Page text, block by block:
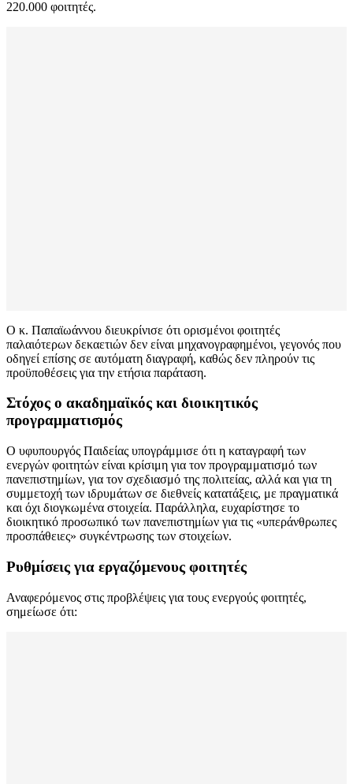
220.000 φοιτητές.
Ο κ. Παπαϊωάννου διευκρίνισε ότι ορισμένοι φοιτητές
παλαιότερων δεκαετιών δεν είναι μηχανογραφημένοι, γεγονός που
οδηγεί επίσης σε αυτόματη διαγραφή, καθώς δεν πληρούν τις
προϋποθέσεις για την ετήσια παράταση.
Στόχος ο ακαδημαϊκός και διοικητικός
προγραμματισμός
Ο υφυπουργός Παιδείας υπογράμμισε ότι η καταγραφή των
ενεργών φοιτητών είναι κρίσιμη για τον προγραμματισμό των
πανεπιστημίων, για τον σχεδιασμό της πολιτείας, αλλά και για τη
συμμετοχή των ιδρυμάτων σε διεθνείς κατατάξεις, με πραγματικά
και όχι διογκωμένα στοιχεία. Παράλληλα, ευχαρίστησε το
διοικητικό προσωπικό των πανεπιστημίων για τις «υπεράνθρωπες
προσπάθειες» συγκέντρωσης των στοιχείων.
Ρυθμίσεις για εργαζόμενους φοιτητές
Αναφερόμενος στις προβλέψεις για τους ενεργούς φοιτητές,
σημείωσε ότι: